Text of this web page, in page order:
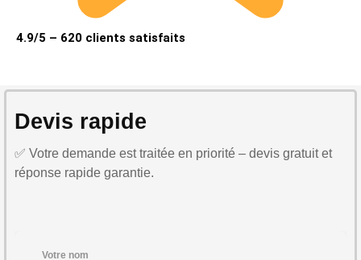
4.9/5 – 620 clients satisfaits
Devis rapide
✅ Votre demande est traitée en priorité – devis gratuit et
réponse rapide garantie.
Votre nom